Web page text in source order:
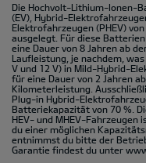
Die Hochvolt-Lithium-Ionen-
(EV), Hybrid-
Elektrofahrzeugen (PHEV)
ausgelegt. Für diese
eine Dauer von 8 Jahren ab
Laufleistung, je nachdem,
V und 12 V) in Mild-Hybrid-
für eine Dauer von 2 Jahren
Kilometerleistung.
Plug-in Hybrid-
Batteriekapazität von 70 %.
HEV- und MHEV-Fahrzeugen
du einer möglichen
entnimmst du bitte der
Garantie findest du unter